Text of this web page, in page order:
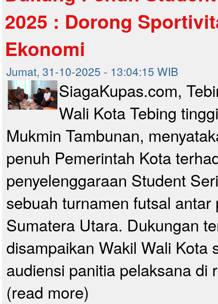
2025 : Dorong
Ekonomi
Jumat, 31-10-2025 - 13:04:15 WIB
SiagaKupas.com,
Wali Kota Tebing
Mukmin Tambunan,
penuh Pemerintah Kota
penyelenggaraan Student
sebuah turnamen futsal antar
Sumatera Utara. Dukungan
disampaikan Wakil Wali Kota
audiensi panitia pelaksana di
(read more)